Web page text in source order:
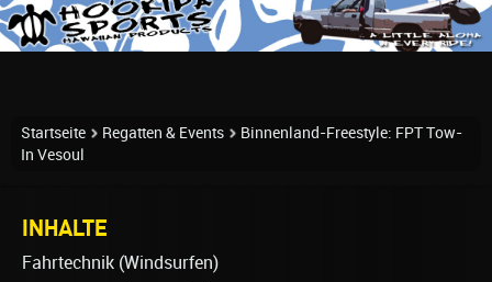
Startseite Regatten & Events
Binnenland-Freestyle: FPT Tow-
In Vesoul
INHALTE
Fahrtechnik (Windsurfen)